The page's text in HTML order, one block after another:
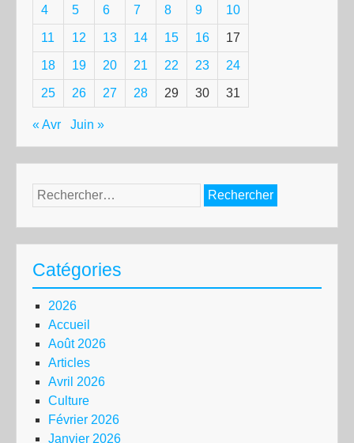
4 5 6 7 8 9 10
11 12 13 14 15 16 17
18 19 20 21 22 23 24
25 26 27 28 29 30 31
« Avr Juin »
Rechercher :
Catégories
2026
Accueil
Août 2026
Articles
Avril 2026
Culture
Février 2026
Janvier 2026